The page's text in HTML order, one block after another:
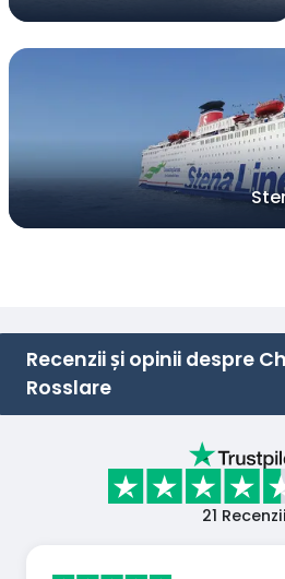
Recenzii și opinii despre
Rosslare
21 Recenzii